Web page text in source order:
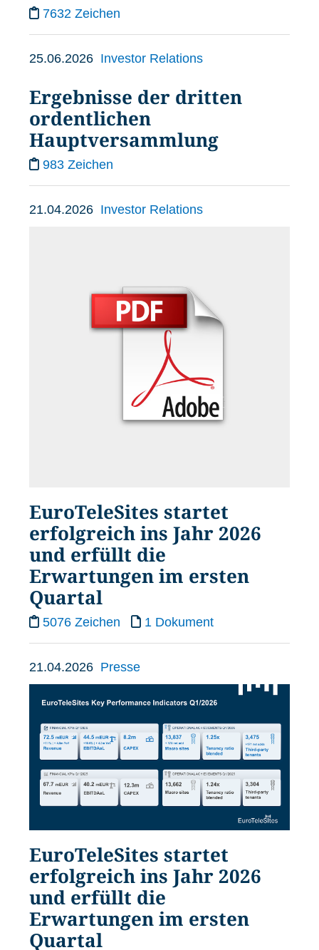
7632 Zeichen
25.06.2026 Investor Relations
Ergebnisse der dritten
ordentlichen
Hauptversammlung
983 Zeichen
21.04.2026 Investor Relations
EuroTeleSites startet
erfolgreich ins Jahr 2026
und erfüllt die
Erwartungen im ersten
Quartal
5076 Zeichen 1 Dokument
21.04.2026 Presse
EuroTeleSites startet
erfolgreich ins Jahr 2026
und erfüllt die
Erwartungen im ersten
Quartal